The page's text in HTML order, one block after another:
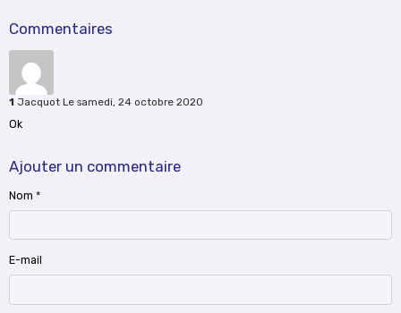
Commentaires
1 Jacquot Le samedi, 24 octobre 2020
Ok
Ajouter un commentaire
Nom
E-mail